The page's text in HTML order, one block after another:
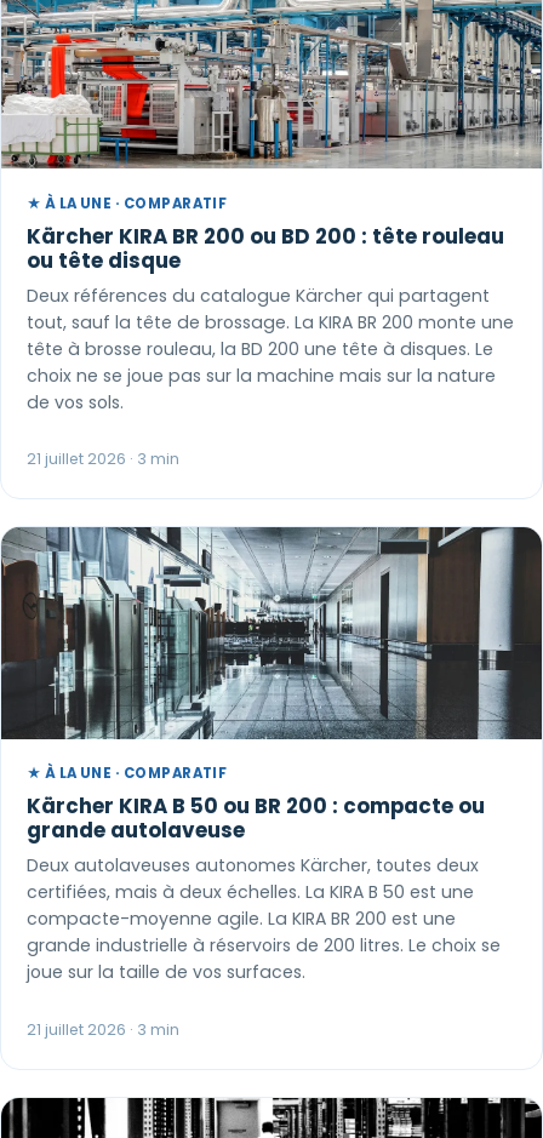
★ À LA UNE · COMPARATIF
Kärcher KIRA BR 200 ou BD 200 : tête rouleau
ou tête disque
Deux références du catalogue Kärcher qui partagent
tout, sauf la tête de brossage. La KIRA BR 200 monte une
tête à brosse rouleau, la BD 200 une tête à disques. Le
choix ne se joue pas sur la machine mais sur la nature
de vos sols.
21 juillet 2026 · 3 min
★ À LA UNE · COMPARATIF
Kärcher KIRA B 50 ou BR 200 : compacte ou
grande autolaveuse
Deux autolaveuses autonomes Kärcher, toutes deux
certifiées, mais à deux échelles. La KIRA B 50 est une
compacte-moyenne agile. La KIRA BR 200 est une
grande industrielle à réservoirs de 200 litres. Le choix se
joue sur la taille de vos surfaces.
21 juillet 2026 · 3 min